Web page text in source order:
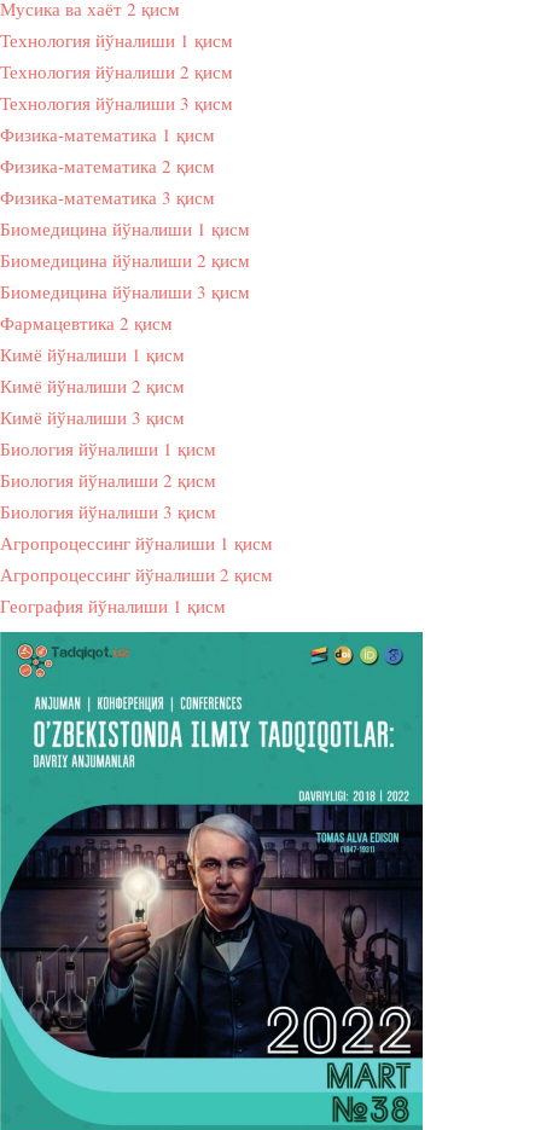
Мусика ва хаёт 2 қисм
Технология йўналиши 1 қисм
Технология йўналиши 2 қисм
Технология йўналиши 3 қисм
Физика-математика 1 қисм
Физика-математика 2 қисм
Физика-математика 3 қисм
Биомедицина йўналиши 1 қисм
Биомедицина йўналиши 2 қисм
Биомедицина йўналиши 3 қисм
Фармацевтика 2 қисм
Кимё йўналиши 1 қисм
Кимё йўналиши 2 қисм
Кимё йўналиши 3 қисм
Биология йўналиши 1 қисм
Биология йўналиши 2 қисм
Биология йўналиши 3 қисм
Агропроцессинг йўналиши 1 қисм
Агропроцессинг йўналиши 2 қисм
География йўналиши 1 қисм